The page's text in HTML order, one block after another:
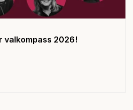
valkompass 2026!